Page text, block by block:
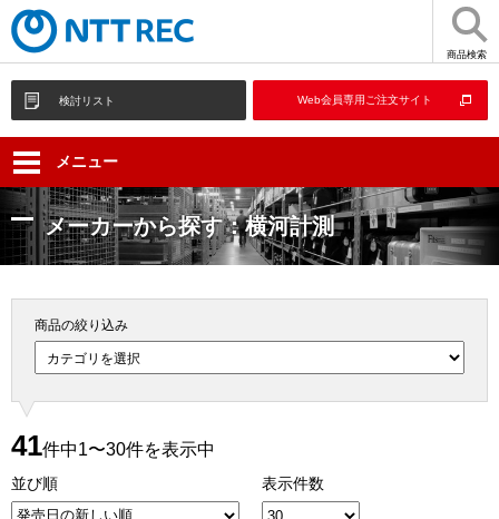
商品検索
検討リスト Web会員専用ご注文サイト
メニュー
メーカーから探す：横河計測
商品の絞り込み
41件中1〜30件を表示中
並び順 表示件数